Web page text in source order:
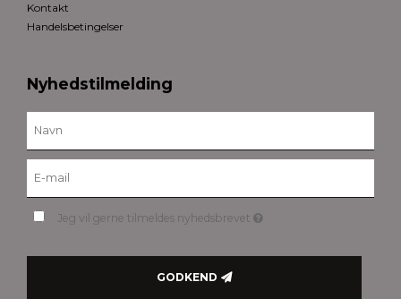
Kontakt
Handelsbetingelser
Nyhedstilmelding
Jeg vil gerne tilmeldes nyhedsbrevet
GODKEND